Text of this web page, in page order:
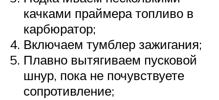
качками праймера топливо в
карбюратор;
Включаем тумблер зажигания;
Плавно вытягиваем пусковой
шнур, пока не почувствуете
сопротивление;